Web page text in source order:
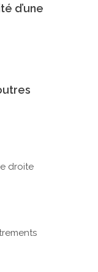
d’une
droite